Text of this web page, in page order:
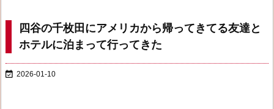
四谷の千枚田にアメリカから帰ってきてる友達と
ホテルに泊まって行ってきた
 2026-01-10